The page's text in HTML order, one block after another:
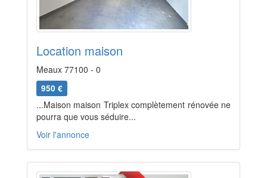
Location maison
Meaux 77100 - 0
950 €
...Maison maison Triplex complètement rénovée ne
pourra que vous séduire...
Voir l'annonce